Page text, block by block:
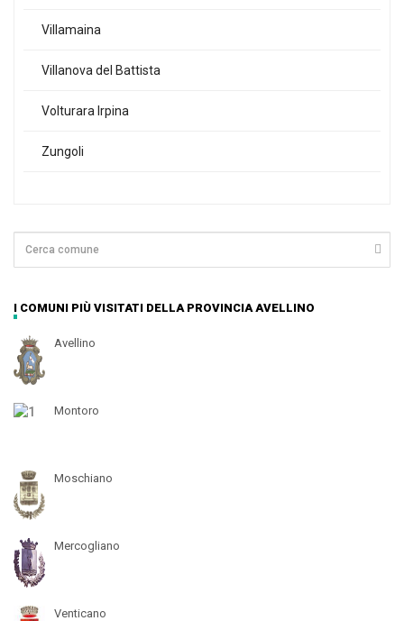
Villamaina
Villanova del Battista
Volturara Irpina
Zungoli
I COMUNI PIÙ VISITATI DELLA PROVINCIA AVELLINO
Avellino
Montoro
Moschiano
Mercogliano
Venticano